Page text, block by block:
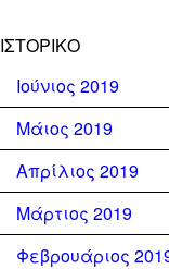
ΙΣΤΟΡΙΚΌ
Ιούνιος 2019
Μάιος 2019
Απρίλιος 2019
Μάρτιος 2019
Φεβρουάριος